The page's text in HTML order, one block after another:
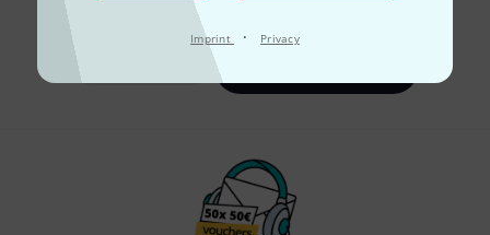
Imprint · Privacy
Ti piace ciò che vedi?